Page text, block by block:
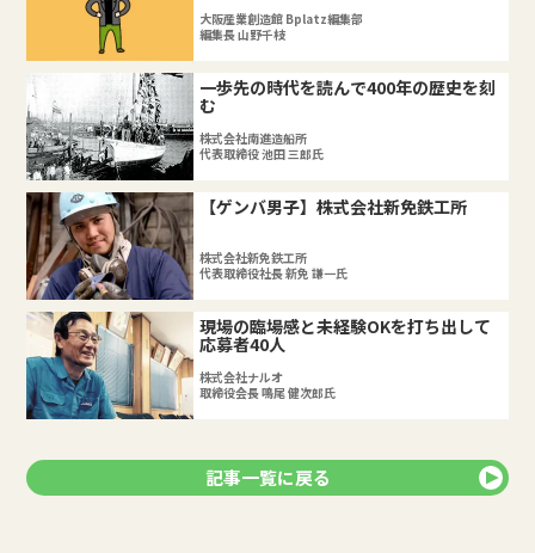
大阪産業創造館 Bplatz編集部
編集長 山野千枝
一歩先の時代を読んで400年の歴史を刻
む
株式会社南進造船所
代表取締役 池田 三郎氏
【ゲンバ男子】株式会社新免鉄工所
株式会社新免鉄工所
代表取締役社長 新免 謙一氏
現場の臨場感と未経験OKを打ち出して
応募者40人
株式会社ナルオ
取締役会長 鳴尾 健次郎氏
記事一覧に戻る